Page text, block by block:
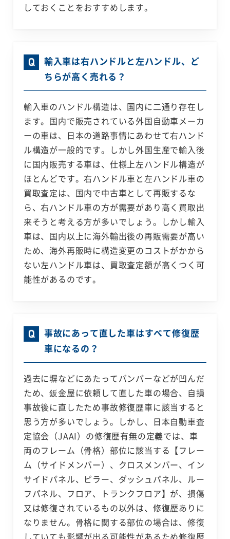
しておくことをおすすめします。
輸入車は右ハンドルと左ハンドル、ど
ちらが高く売れる？
輸入車のハンドル構造は、国内に二通り存在し
ます。国内で販売されている外国自動車メーカ
ーの車は、日本の道路事情にあわせて右ハンド
ル構造が一般的です。しかし外国生産で輸入後
に国内販売する車は、仕様上左ハンドル構造が
ほとんどです。右ハンドル車と左ハンドル車の
買取査定は、国内で中古車として再販するな
ら、右ハンドル車の方が需要があり高く買取出
来そうと考える方が多いでしょう。しかし輸入
車は、国内以上に海外輸出後の再販需要が高い
ため、海外再販時に構造変更のコストがかから
ない左ハンドル車は、買取査定額が高くつく可
能性があるのです。
事故にあって直した車はすべて修復歴
車になるの？
過去に塀などにあたってバンパーなどが凹んだ
ため、鈑金屋に依頼して直した車の場合、自損
事故後に直したため事故修復歴車に該当すると
思う方が多いでしょう。しかし、日本自動車査
定協会（JAAI）の修復歴有無の定義では、車
両のフレーム（骨格）部位に該当する【フレー
ム（サイドメンバー）、クロスメンバー、イン
サイドパネル、ピラー、ダッシュパネル、ルー
フパネル、フロア、トランクフロア】が、損傷
又は修復されているもの以外は、修復歴ありに
なりません。骨格に関する部位の場合は、修復